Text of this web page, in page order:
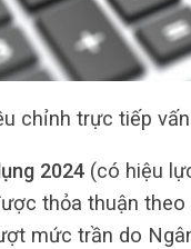
chỉnh trực tiếp
2024(có hiệu
thỏa thuận
mức trần do